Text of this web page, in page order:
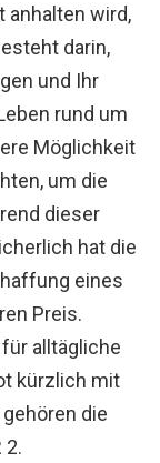
wird,
darin,
und Ihr
rund um
Möglichkeit
um die
dieser
hat die
eines
Preis.
alltägliche
kürzlich mit
die
2.